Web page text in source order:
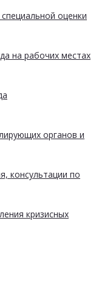
оценки
на рабочих местах
органов и
консультации по
кризисных